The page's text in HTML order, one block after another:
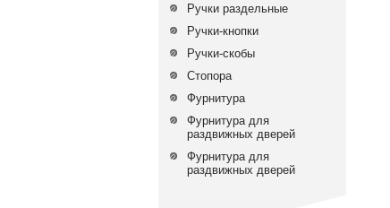
Ручки раздельные
Ручки-кнопки
Ручки-скобы
Стопора
Фурнитура
Фурнитура для
раздвижных дверей
Фурнитура для
раздвижных дверей